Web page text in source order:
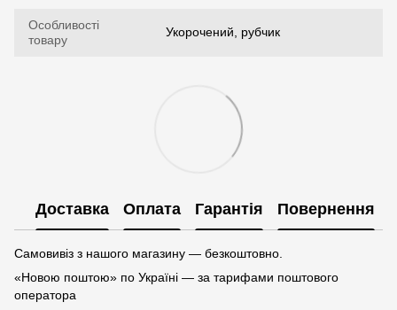
Особливості
товару
Укорочений, рубчик
Доставка Оплата Гарантія Повернення
Самовивіз з нашого магазину — безкоштовно.
«Новою поштою» по Україні — за тарифами поштового
оператора